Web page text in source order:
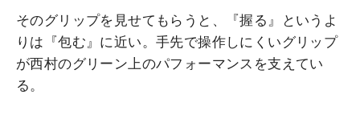
そのグリップを見せてもらうと、『握る』というよ
りは『包む』に近い。手先で操作しにくいグリップ
が西村のグリーン上のパフォーマンスを支えてい
る。